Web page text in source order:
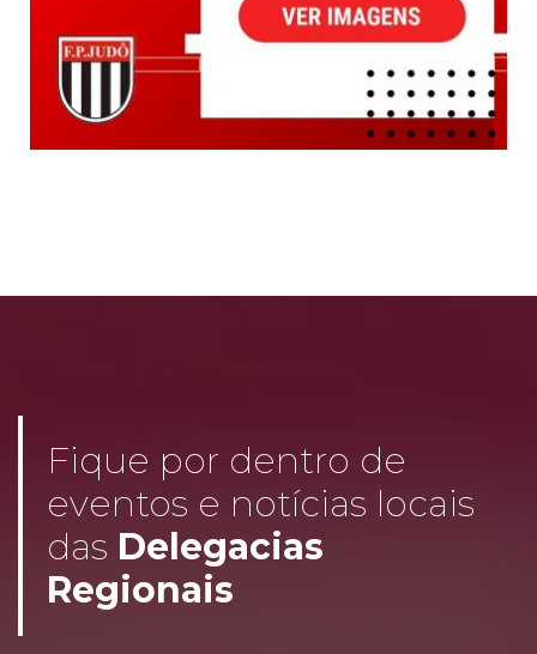
Fique por dentro de
eventos e notícias locais
das Delegacias
Regionais